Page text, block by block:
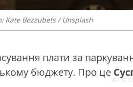
Kate Bezzubets / Unsplash
плати за
бюджету. Про це